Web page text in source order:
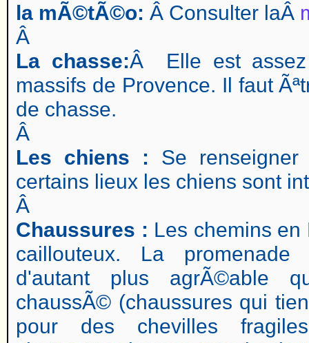
la mÃ©tÃ©o: Â Consulter laÂ
Â
La chasse:Â Elle est assez
massifs de Provence. Il faut
de chasse.
Â
Les chiens : Se
certains lieux les chiens sont
Â
Chaussures : Les chemins en
caillouteux. La
d'autant plus agrÃ©able
chaussÃ© (chaussures qui
pour des chevilles